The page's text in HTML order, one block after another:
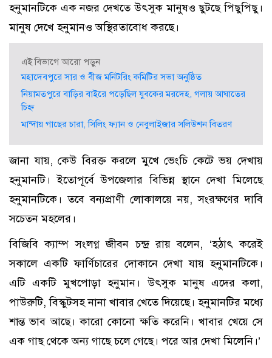
হনুমানটিকে এক নজর দেখতে উৎসুক মানুষও ছুটছে পিছুপিছু।
মানুষ দেখে হনুমানও অস্থিরতাবোধ করছে।
এই বিভাগে আরো পড়ুন
মহাদেবপুরে সার ও বীজ মনিটরিং কমিটির সভা অনুষ্ঠিত
নিয়ামতপুরে বাড়ির বাইরে পড়েছিল যুবকের মরদেহ, গলায় আঘাতের
চিহ্ন
মান্দায় গাছের চারা, সিলিং ফ্যান ও নেবুলাইজার সলিউশন বিতরণ
জানা যায়, কেউ বিরক্ত করলে মুখে ভেংচি কেটে ভয় দেখায়
হনুমানটি। ইতোপূর্বে উপজেলার বিভিন্ন স্থানে দেখা মিলেছে
হনুমানটিকে। তবে বন্যপ্রাণী লোকালয়ে নয়, সংরক্ষণের দাবি
সচেতন মহলের।
বিজিবি ক্যাম্প সংলগ্ন জীবন চন্দ্র রায় বলেন, ‘হঠাৎ করেই
সকালে একটি ফার্ণিচারের দোকানে দেখা যায় হনুমানটিকে।
এটি একটি মুখপোড়া হনুমান। উৎসুক মানুষ এদের কলা,
পাউরুটি, বিস্কুটসহ নানা খাবার খেতে দিয়েছে। হনুমানটির মধ্যে
শান্ত ভাব আছে। কারো কোনো ক্ষতি করেনি। খাবার খেয়ে সে
এক গাছ থেকে অন্য গাছে চলে গেছে। পরে আর দেখা মিলেনি।’